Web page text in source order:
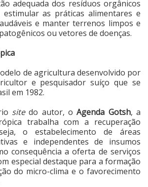
adequada dos resíduos orgânicos
as práticas alimentares e
e manter terrenos limpos e
ou vetores de doenças.
de agricultura desenvolvido por
e pesquisador suíço que se
em 1982.
sitedo autor, oAgenda Gotsh, a
trabalha com a recuperação
o estabelecimento de áreas
e independentes de insumos
consequência a oferta de serviços
especial destaque para a formação
do micro-clima e o favorecimento